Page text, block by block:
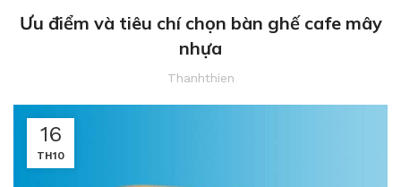
Ưu điểm và tiêu chí chọn bàn ghế cafe mây
nhựa
Thanhthien
16
TH10